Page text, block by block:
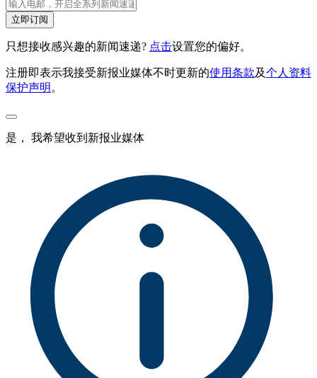
立即订阅
只想接收感兴趣的新闻速递? 点击设置您的偏好。
注册即表示我接受新报业媒体不时更新的使用条款及个人资料
保护声明 。
是， 我希望收到新报业媒体